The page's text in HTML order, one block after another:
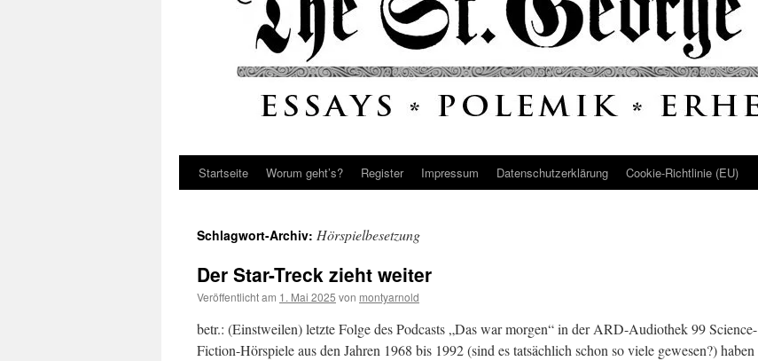
Startseite Worum geht’s? Register Impressum Datenschutz­erklärung Cookie-Richtlinie (EU)
Schlagwort-Archiv: Hörspielbesetzung
Der Star-Treck zieht weiter
Veröffentlicht am 1. Mai 2025 von montyarnold
betr.: (Einstweilen) letzte Folge des Podcasts „Das war morgen“ in der ARD-Audiothek 99 Science-
Fiction-Hörspiele aus den Jahren 1968 bis 1992 (sind es tatsächlich schon so viele gewesen?) haben